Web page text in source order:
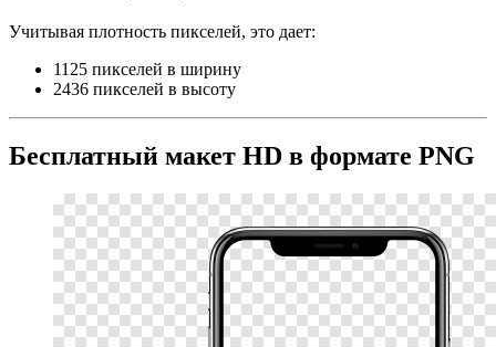
Учитывая плотность пикселей, это дает:
1125 пикселей в ширину
2436 пикселей в высоту
Бесплатный макет HD в формате PNG